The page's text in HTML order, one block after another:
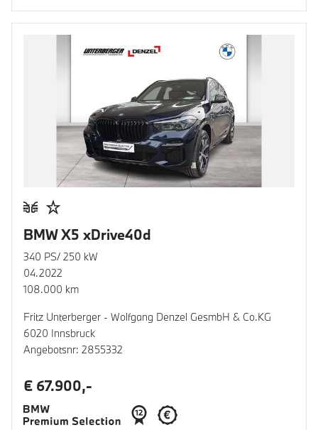
BMW X5 xDrive40d
340 PS/ 250 kW
04.2022
108.000 km
Fritz Unterberger - Wolfgang Denzel GesmbH & Co.KG
6020 Innsbruck
Angebotsnr: 2855332
€ 67.900,-